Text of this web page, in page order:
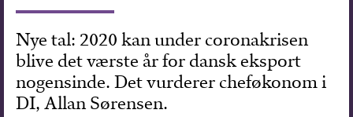
Nye tal: 2020 kan under coronakrisen
blive det værste år for dansk eksport
nogensinde. Det vurderer cheføkonom i
DI, Allan Sørensen.